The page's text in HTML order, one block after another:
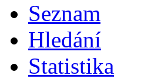
Seznam
Hledání
Statistika